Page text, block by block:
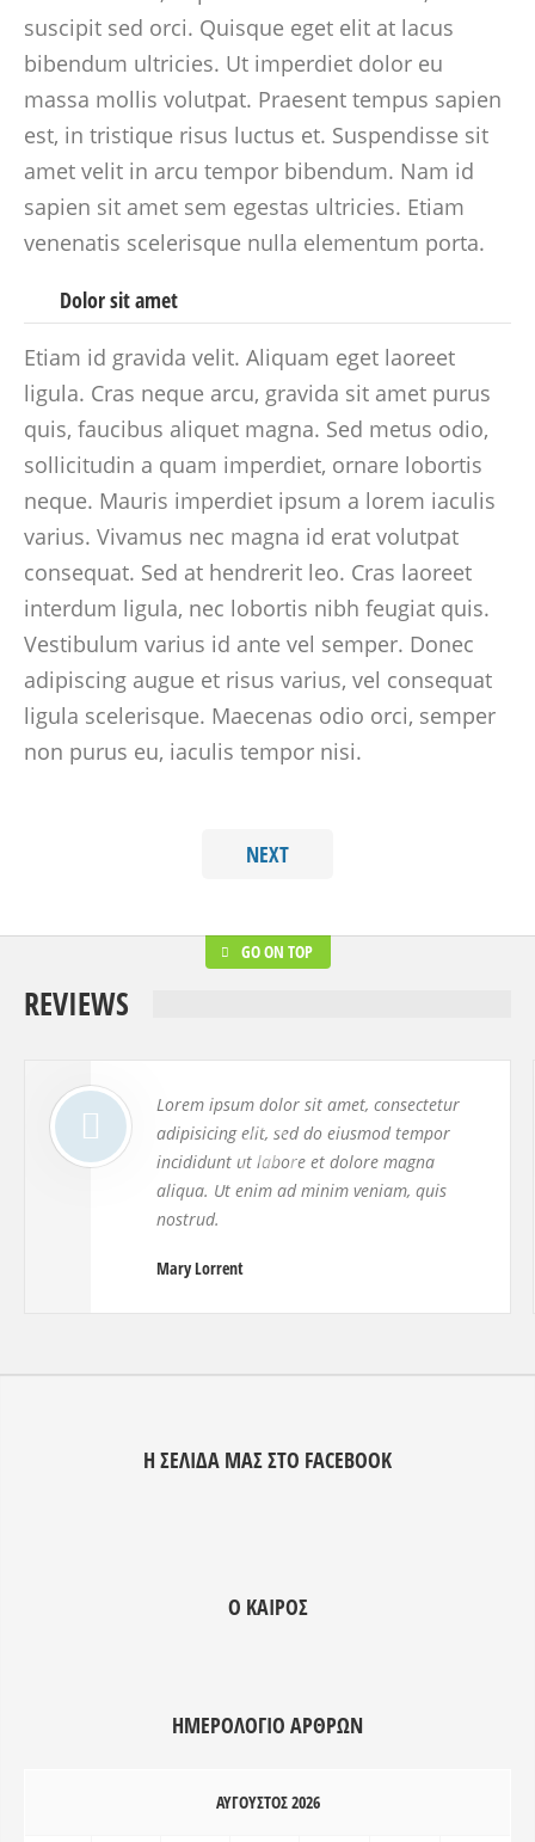
suscipit sed orci. Quisque eget elit at lacus
bibendum ultricies. Ut imperdiet dolor eu
massa mollis volutpat. Praesent tempus sapien
est, in tristique risus luctus et. Suspendisse sit
amet velit in arcu tempor bibendum. Nam id
sapien sit amet sem egestas ultricies. Etiam
venenatis scelerisque nulla elementum porta.
Dolor sit amet
Etiam id gravida velit. Aliquam eget laoreet
ligula. Cras neque arcu, gravida sit amet purus
quis, faucibus aliquet magna. Sed metus odio,
sollicitudin a quam imperdiet, ornare lobortis
neque. Mauris imperdiet ipsum a lorem iaculis
varius. Vivamus nec magna id erat volutpat
consequat. Sed at hendrerit leo. Cras laoreet
interdum ligula, nec lobortis nibh feugiat quis.
Vestibulum varius id ante vel semper. Donec
adipiscing augue et risus varius, vel consequat
ligula scelerisque. Maecenas odio orci, semper
non purus eu, iaculis tempor nisi.
NEXT
GO ON TOP
REVIEWS
Lorem ipsum dolor sit amet, consectetur
adipisicing elit, sed do eiusmod tempor
incididunt ut labore et dolore magna
aliqua. Ut enim ad minim veniam, quis
nostrud.
Mary Lorrent
Η ΣΕΛΊΔΑ ΜΑΣ ΣΤΟ FACEBOOK
Ο ΚΑΙΡΌΣ
ΗΜΕΡΟΛΌΓΙΟ ΑΡΘΡΩΝ
ΑΎΓΟΥΣΤΟΣ 2026